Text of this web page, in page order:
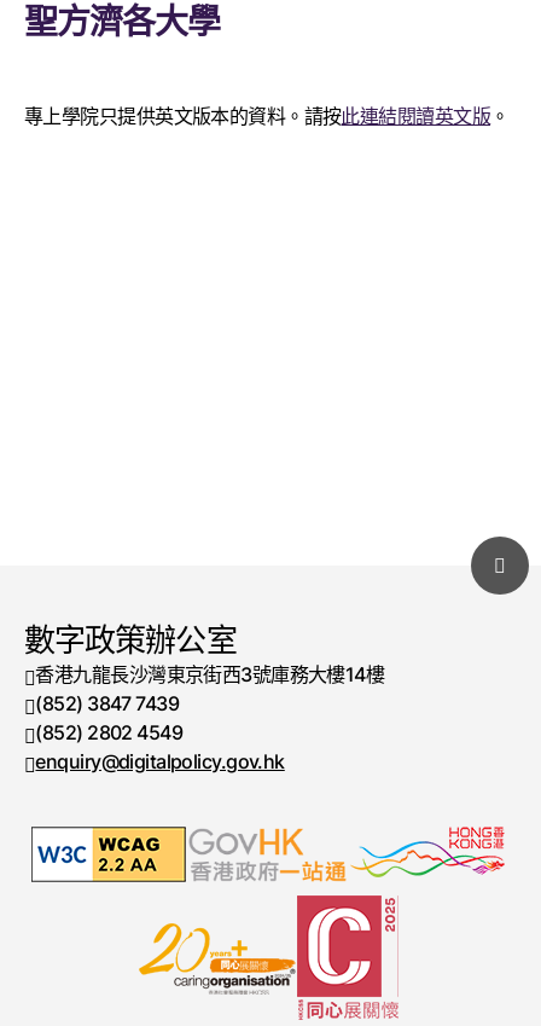
聖方濟各大學
專上學院只提供英文版本的資料。請按此連結閱讀英文版 。
數字政策辦公室
香港九龍長沙灣東京街西3號庫務大樓14樓
電話號碼
(852) 3847 7439
傳真號碼
(852) 2802 4549
enquiry@digitalpolicy.gov.hk